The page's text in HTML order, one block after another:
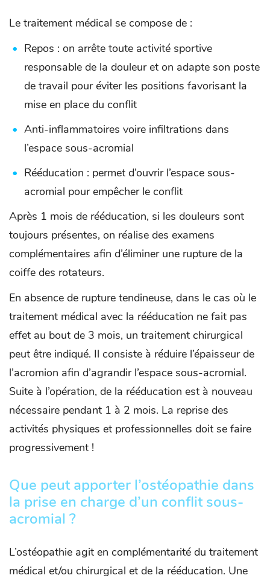
Le traitement médical se compose de :
Repos : on arrête toute activité sportive
responsable de la douleur et on adapte son poste
de travail pour éviter les positions favorisant la
mise en place du conflit
Anti-inflammatoires voire infiltrations dans
l’espace sous-acromial
Rééducation : permet d’ouvrir l’espace sous-
acromial pour empêcher le conflit
Après 1 mois de rééducation, si les douleurs sont
toujours présentes, on réalise des examens
complémentaires afin d’éliminer une rupture de la
coiffe des rotateurs.
En absence de rupture tendineuse, dans le cas où le
traitement médical avec la rééducation ne fait pas
effet au bout de 3 mois, un traitement chirurgical
peut être indiqué. Il consiste à réduire l’épaisseur de
l’acromion afin d’agrandir l’espace sous-acromial.
Suite à l’opération, de la rééducation est à nouveau
nécessaire pendant 1 à 2 mois. La reprise des
activités physiques et professionnelles doit se faire
progressivement !
Que peut apporter l’ostéopathie dans
la prise en charge d’un conflit sous-
acromial ?
L’ostéopathie agit en complémentarité du traitement
médical et/ou chirurgical et de la rééducation. Une